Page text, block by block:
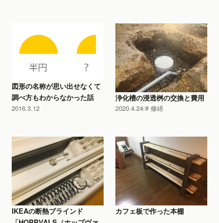
図形の名称が思い出せなくて
調べ方もわからなかった話
2016.3.12
浄化槽の浸透桝の交換と費用
2020.4.24 修繕
IKEAの断熱ブラインド
カフェ板で作った本棚